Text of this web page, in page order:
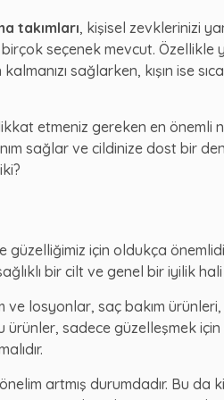
takımları, kişisel zevklerinizi
seçenek mevcut. Özellikle
sağlarken, kışın ise
etmeniz gereken en önemli
sağlar ve cildinize dost bir
güzelliğimiz için oldukça
bir cilt ve genel bir iyilik
ve losyonlar, saç bakım
sadece güzelleşmek için
artmış durumdadır. Bu da